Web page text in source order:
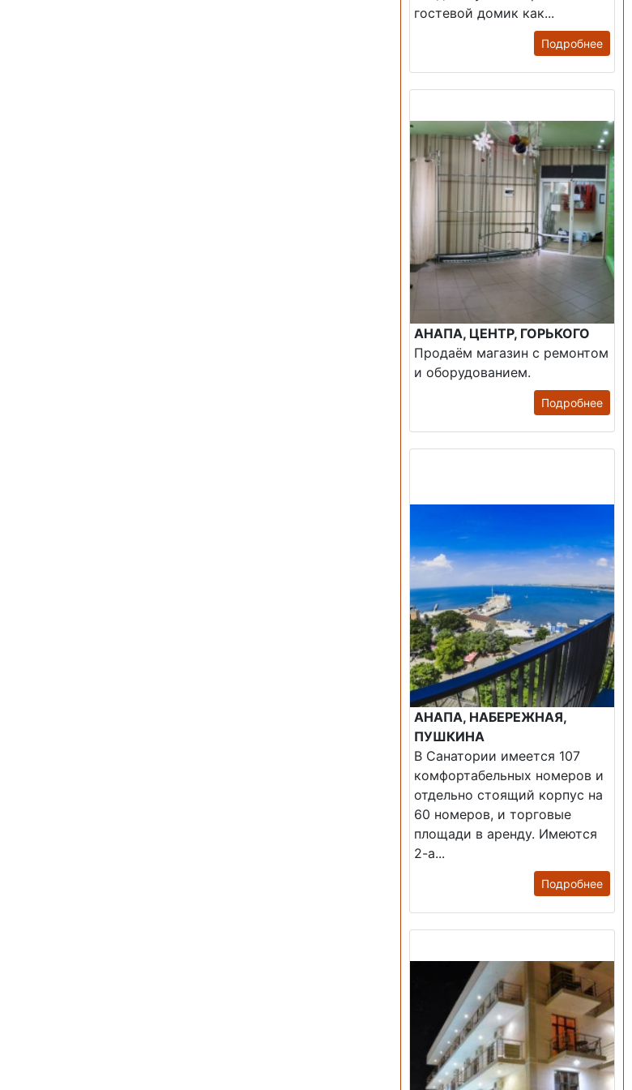
гостевой домик как...
Подробнее
АНАПА, ЦЕНТР, ГОРЬКОГО
Продаём магазин с ремонтом
и оборудованием.
Подробнее
АНАПА, НАБЕРЕЖНАЯ,
ПУШКИНА
В Санатории имеется 107
комфортабельных номеров и
отдельно стоящий корпус на
60 номеров, и торговые
площади в аренду. Имеются
2-а...
Подробнее